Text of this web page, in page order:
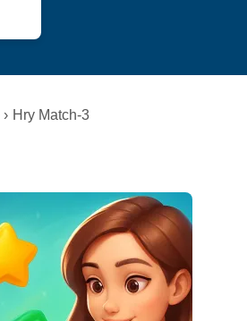
Hry Match-3